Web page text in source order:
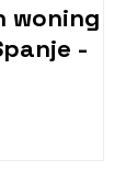
woning
-